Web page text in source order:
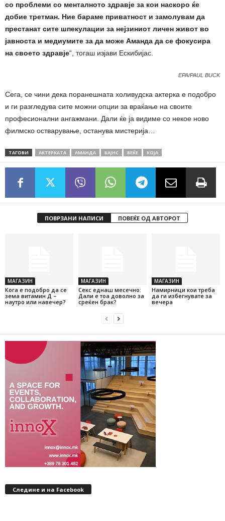
со проблеми со менталното здравје за кои наскоро ќе
добие третман. Ние бараме приватност и замолувам да
престанат сите шпекулации за нејзиниот личен живот во
јавноста и медиумите за да може Аманда да се фокусира
на своето здравје“, тогаш изјави Ескибијас.
EPA/PAUL BUCK
Сега, се чини дека поранешната холивудска актерка е подобро
и ги разгледува сите можни опции за враќање на своите
професионални ангажмани. Дали ќе ја видиме со некое ново
филмско остварување, останува мистерија…
ТАГОВИ АКТЕРКАТА АМАНДА БАЈНС ВЕЌЕ КОЈА
ПОВРЗАНИ НАПИСИ ПОВЕЌЕ ОД АВТОРОТ
МАГАЗИН
Кога е подобро да се
зема витамин Д –
наутро или навечер?
МАГАЗИН
Секс еднаш месечно:
Дали е тоа доволно за
среќен брак?
МАГАЗИН
Намирници кои треба
да ги избегнувате за
вечера
Следине и на Facebook